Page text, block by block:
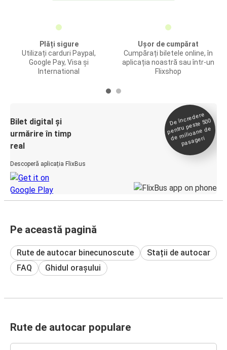
Plăți sigure
Utilizați carduri Paypal,
Google Pay, Visa și
International
Ușor de cumpărat
Cumpărați biletele online, în
aplicația noastră sau într-un
Flixshop
Bilet digital și
urmărire în timp
real
Descoperă aplicația FlixBus
De încredere
pentru peste 500
de
milioane de
pasageri
Pe această pagină
Rute de autocar binecunoscute
Stații de autocar
FAQ
Ghidul orașului
Rute de autocar populare